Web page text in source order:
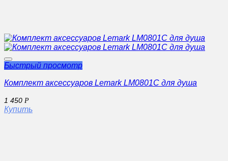
Быстрый просмотр
Комплект аксессуаров Lemark LM0801C для душа
1 450 Р
Купить